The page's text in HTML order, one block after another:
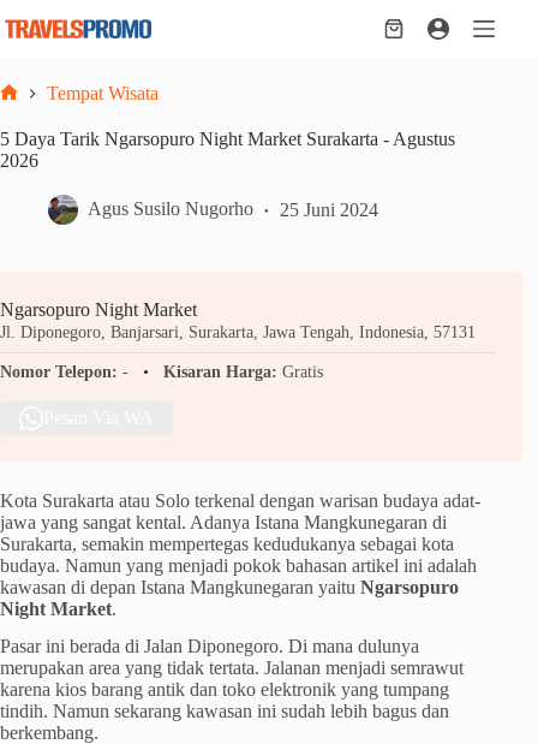
Shopping
Tempat Wisata
5 Daya Tarik Ngarsopuro Night Market Surakarta - Agustus
2026
Agus Susilo Nugorho 25 Juni 2024
Ngarsopuro Night Market
Jl. Diponegoro, Banjarsari, Surakarta, Jawa Tengah, Indonesia, 57131
Nomor Telepon: - Kisaran Harga: Gratis
Kota Surakarta atau Solo terkenal dengan warisan budaya adat-
jawa yang sangat kental. Adanya Istana Mangkunegaran di
Surakarta, semakin mempertegas kedudukanya sebagai kota
budaya. Namun yang menjadi pokok bahasan artikel ini adalah
kawasan di depan Istana Mangkunegaran yaitu Ngarsopuro
Night Market.
Pasar ini berada di Jalan Diponegoro. Di mana dulunya
merupakan area yang tidak tertata. Jalanan menjadi semrawut
karena kios barang antik dan toko elektronik yang tumpang
tindih. Namun sekarang kawasan ini sudah lebih bagus dan
berkembang.